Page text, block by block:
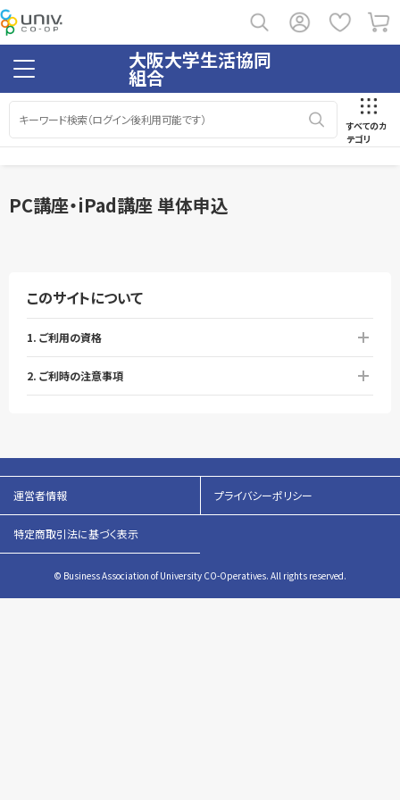
大阪大学生活協同
組合
すべてのカ
テゴリ
PC講座・iPad講座 単体申込
このサイトについて
1. ご利用の資格
2. ご利時の注意事項
運営者情報 プライバシーポリシー
特定商取引法に基づく表示
© Business Association of University CO-Operatives. All rights reserved.